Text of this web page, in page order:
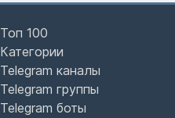
Топ 100
Категории
Telegram каналы
Telegram группы
Telegram боты